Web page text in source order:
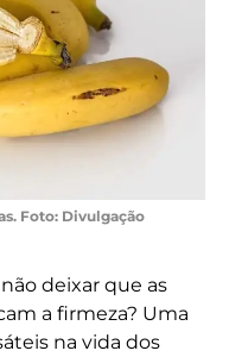
Foto: Divulgação
deixar que as
a firmeza? Uma
na vida dos